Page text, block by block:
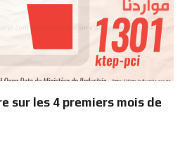
sur les 4 premiers mois de